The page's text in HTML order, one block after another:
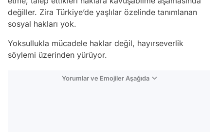
değiller. Zira Türkiye’de yaşlılar özelinde tanımlanan
sosyal hakları yok.
Yoksullukla mücadele haklar değil, hayırseverlik
söylemi üzerinden yürüyor.
Yorumlar ve Emojiler Aşağıda